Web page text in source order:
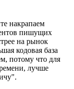
накрапаем
пишущих
на рынок
кодовая база
потому что для
лучше